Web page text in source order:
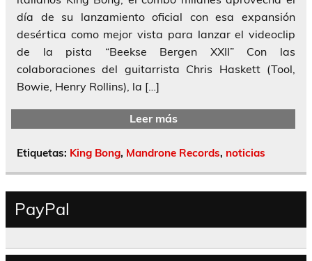
día de su lanzamiento oficial con esa expansión
desértica como mejor vista para lanzar el videoclip
de la pista “Beekse Bergen XXII” Con las
colaboraciones del guitarrista Chris Haskett (Tool,
Bowie, Henry Rollins), la […]
Leer más
Etiquetas: King Bong, Mandrone Records, noticias
PayPal